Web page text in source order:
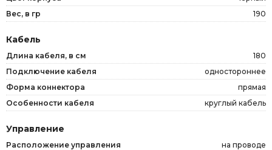
Вес, в гр
190
Кабель
Длина кабеля, в см
180
Подключение кабеля
одностороннее
Форма коннектора
прямая
Особенности кабеля
круглый кабель
Управление
Расположение управления
на проводе